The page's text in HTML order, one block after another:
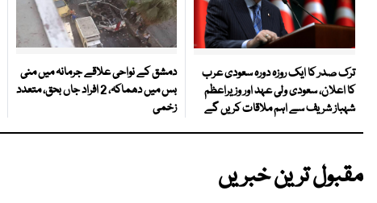
ترک صدر کا ایک روزہ دورہ سعودی عرب
کا اعلان، سعودی ولی عہد اور وزیراعظم
شہباز شریف سے اہم ملاقات کریں گے
دمشق کے نواحی علاقے جرمانہ میں منی
بس میں دھماکہ، 2 افراد جاں بحق، متعدد
زخمی
مقبول ترین خبریں